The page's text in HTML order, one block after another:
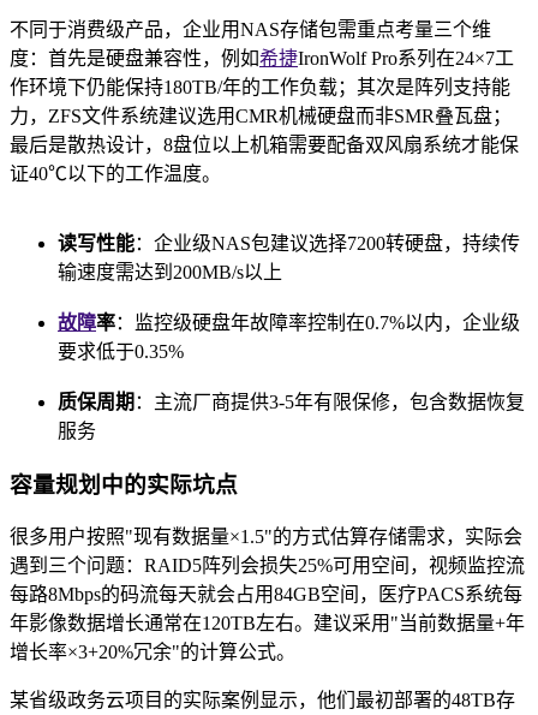
不同于消费级产品，企业用NAS存储包需重点考量三个维
度：首先是硬盘兼容性，例如希捷IronWolf Pro系列在24×7工
作环境下仍能保持180TB/年的工作负载；其次是阵列支持能
力，ZFS文件系统建议选用CMR机械硬盘而非SMR叠瓦盘；
最后是散热设计，8盘位以上机箱需要配备双风扇系统才能保
证40℃以下的工作温度。
读写性能：企业级NAS包建议选择7200转硬盘，持续传
输速度需达到200MB/s以上
故障率：监控级硬盘年故障率控制在0.7%以内，企业级
要求低于0.35%
质保周期 ：主流厂商提供3-5年有限保修，包含数据恢复
服务
容量规划中的实际坑点
很多用户按照"现有数据量×1.5"的方式估算存储需求，实际会
遇到三个问题：RAID5阵列会损失25%可用空间，视频监控流
每路8Mbps的码流每天就会占用84GB空间，医疗PACS系统每
年影像数据增长通常在120TB左右。建议采用"当前数据量+年
增长率×3+20%冗余"的计算公式。
某省级政务云项目的实际案例显示，他们最初部署的48TB存